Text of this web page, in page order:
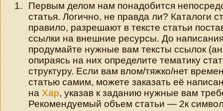
Первым делом нам понадобится
статья. Логично, не правда ли? Каталоги
правило, разрешают в тексте статьи
ссылки на внешние ресурсы. До
продумайте нужные вам тексты ссылок
опираясь на них определите тематику
структуру. Если вам влом/тяжко/нет
статью самим, можете заказать её
на Xap, указав к заданию нужные вам
Рекомендуемый объем статьи — 2к